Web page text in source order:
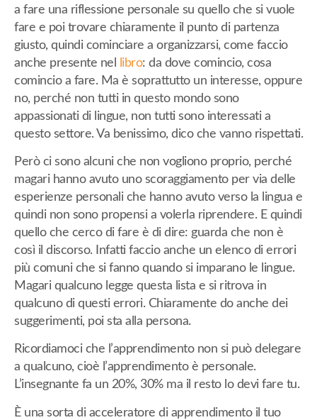
a fare una riflessione personale su quello che si vuole
fare e poi trovare chiaramente il punto di partenza
giusto, quindi cominciare a organizzarsi, come faccio
anche presente nel
libro: da dove comincio, cosa
comincio a fare. Ma è soprattutto un interesse, oppure
no, perché non tutti in questo mondo sono
appassionati di lingue, non tutti sono interessati a
questo settore. Va benissimo, dico che vanno rispettati.
Però ci sono alcuni che non vogliono proprio, perché
magari hanno avuto uno scoraggiamento per via delle
esperienze personali che hanno avuto verso la lingua e
quindi non sono propensi a volerla riprendere. E quindi
quello che cerco di fare è di dire: guarda che non è
così il discorso. Infatti faccio anche un elenco di errori
più comuni che si fanno quando si imparano le lingue.
Magari qualcuno legge questa lista e si ritrova in
qualcuno di questi errori. Chiaramente do anche dei
suggerimenti, poi sta alla persona.
Ricordiamoci che l’apprendimento non si può delegare
a qualcuno, cioè l’apprendimento è personale.
L’insegnante fa un 20%, 30% ma il resto lo devi fare tu.
È una sorta di acceleratore di apprendimento il tuo